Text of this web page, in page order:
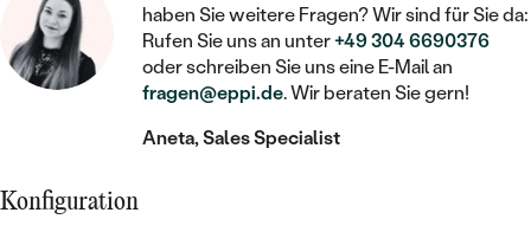
MIT FÜLLUNG
IM SET
GÜNSTIG
LAB GROWN DIAMANTEN ZUM
EINFASSEN
NACH EDELSTEIN
SCHMUCK FÜR KINDER
BROSCHEN
SCHMUCKZUBEHÖR
KINDER
PIERCINGS
MIT DIAMANT
MEDAILLON
KETTEN
HERZKETTEN
MIT TIEREN
SIEGELRINGE
NACH EDELSTEIN
haben Sie weitere Fragen? Wir sind für Sie da:
Rufen Sie uns an unter+49 304 6690376
oder schreiben Sie uns eine E-Mail an
fragen@eppi.de. Wir beraten Sie gern!
Aneta, Sales Specialist
Konfiguration